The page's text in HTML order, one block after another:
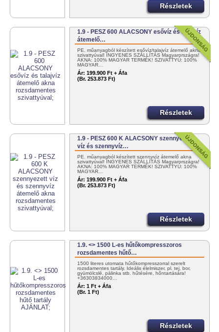
Részletek
1.9 - PESZ 600 ALACSONY esővíz és talajvíz
átemelő…
PE. műanyagból készített esővíz/talajvíz átemelő akna
szivattyúval! INGYENES SZÁLLÍTÁS Magyarországra!
AKNA: 100% MAGYAR TERMÉK! SZIVATTYÚ: 100%
MAGYAR…
Ár: 199.900 Ft + Áfa
(Br. 253.873 Ft)
Részletek
1.9 - PESZ 600 K ALACSONY szennyezett
víz és szennyvíz…
PE. műanyagból készített szennyvíz átemelő akna
szivattyúval! INGYENES SZÁLLÍTÁS Magyarországra!
AKNA: 100% MAGYAR TERMÉK! SZIVATTYÚ: 100%
MAGYAR…
Ár: 199.900 Ft + Áfa
(Br. 253.873 Ft)
Részletek
1.9. <> 1500 L-es hűtőkompresszoros
rozsdamentes hűtő…
1500 literes utomata hűtőkompresszorral szerelt
rozsdamentes tartály. Ideális élelmiszer, pl. tej, bor,
gyümölcslé, pálinka stb. hűtésére, hőntartására!
+36303834000…
Ár: 1 Ft + Áfa
(Br. 1 Ft)
Részletek